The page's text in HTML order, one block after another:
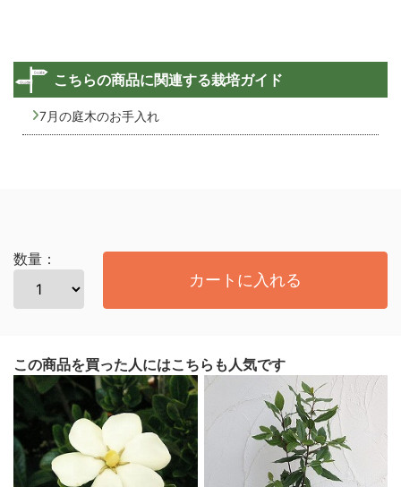
こちらの商品に関連する栽培ガイド
7月の庭木のお手入れ
数量：
カートに入れる
この商品を買った人にはこちらも人気です